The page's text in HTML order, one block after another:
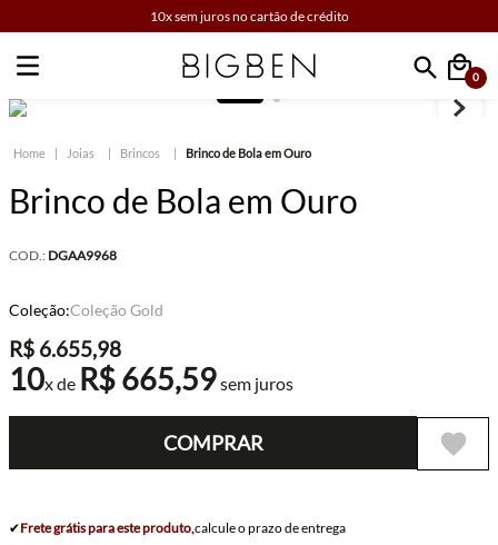
10x sem juros no cartão de crédito
Faça sua busca
0
Joias Brincos Brinco de Bola em Ouro
Brinco de Bola em Ouro
COD.: DGAA9968
Coleção:Coleção Gold
R$ 6.655,98
10x de R$665,59sem juros
COMPRAR
✔Frete grátis para este produto,calcule o prazo de entrega